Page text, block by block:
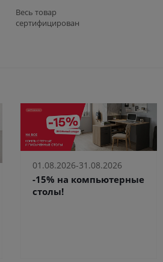
Весь товар
сертифицирован
01.08.2026-31.08.2026
-15% на компьютерные
столы!